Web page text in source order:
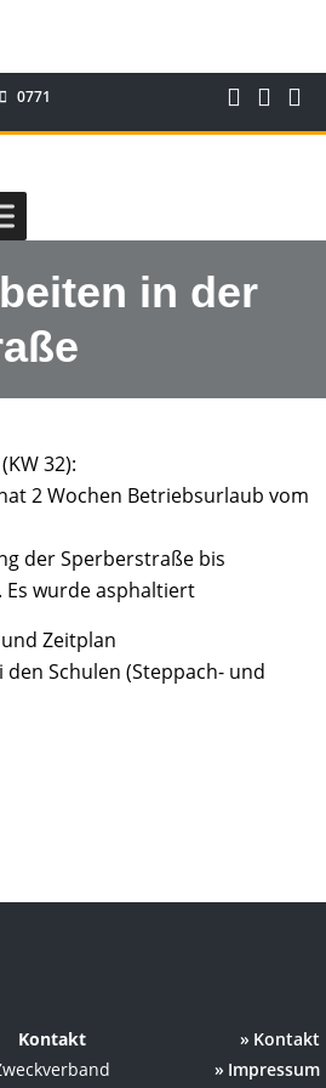
0771
in der
32):
2 Wochen Betriebsurlaub vom
der Sperberstraße bis
Es wurde asphaltiert
Zeitplan
Schulen (Steppach- und
Kontakt
Kontakt
Impressum